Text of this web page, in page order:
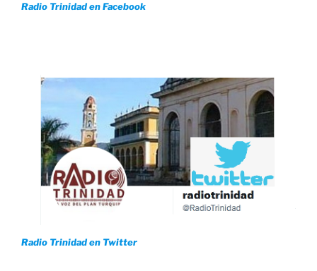
Radio Trinidad en Facebook
Radio Trinidad en Twitter